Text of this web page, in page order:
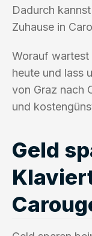
Dadurch
Zuhause in
Worauf wartest
heute und lass
von Graz nach
und
Geld